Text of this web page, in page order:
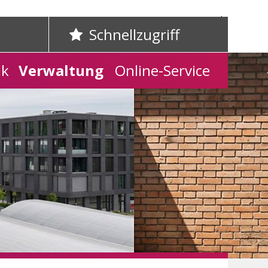
Home Kontakt
Schnellzugriff
Verwaltung Online-Service